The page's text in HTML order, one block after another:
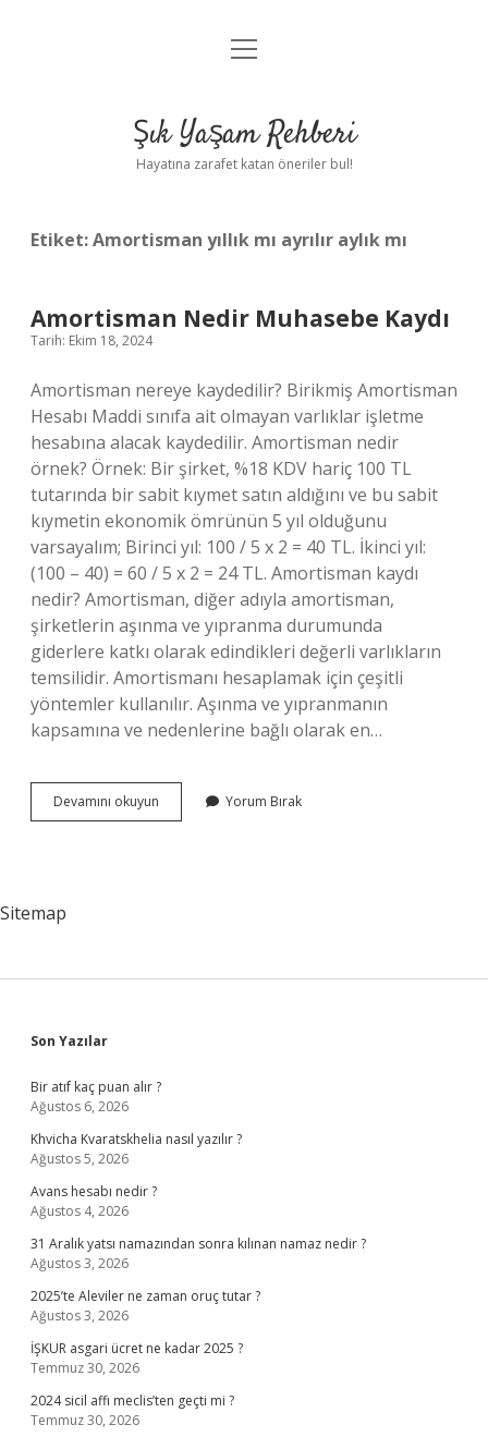
Anasayfa
Yasal Uyarı
menüyü
Şık Yaşam Rehberi
Hayatına zarafet katan öneriler bul!
Etiket:Amortisman yıllık mı ayrılır aylık mı
Amortisman Nedir Muhasebe Kaydı
Tarih: Ekim 18, 2024
Amortisman nereye kaydedilir? Birikmiş Amortisman
Hesabı Maddi sınıfa ait olmayan varlıklar işletme
hesabına alacak kaydedilir. Amortisman nedir
örnek? Örnek: Bir şirket, %18 KDV hariç 100 TL
tutarında bir sabit kıymet satın aldığını ve bu sabit
kıymetin ekonomik ömrünün 5 yıl olduğunu
varsayalım; Birinci yıl: 100 / 5 x 2 = 40 TL. İkinci yıl:
(100 – 40) = 60 / 5 x 2 = 24 TL. Amortisman kaydı
nedir? Amortisman, diğer adıyla amortisman,
şirketlerin aşınma ve yıpranma durumunda
giderlere katkı olarak edindikleri değerli varlıkların
temsilidir. Amortismanı hesaplamak için çeşitli
yöntemler kullanılır. Aşınma ve yıpranmanın
kapsamına ve nedenlerine bağlı olarak en…
Devamını okuyun Amortisman
Nedir
Yorum Bırak
Sitemap
Sidebar
Son Yazılar
Bir atıf kaç puan alır ?
Ağustos 6, 2026
Khvicha Kvaratskhelia nasıl yazılır ?
Ağustos 5, 2026
Avans hesabı nedir ?
Ağustos 4, 2026
31 Aralık yatsı namazından sonra kılınan namaz nedir ?
Ağustos 3, 2026
2025’te Aleviler ne zaman oruç tutar ?
Ağustos 3, 2026
İŞKUR asgari ücret ne kadar 2025 ?
Temmuz 30, 2026
2024 sicil affı meclis’ten geçti mi ?
Temmuz 30, 2026